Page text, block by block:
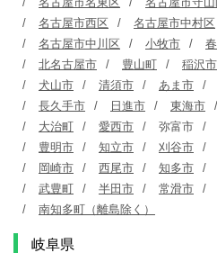
名古屋市西区
名古屋市中村区
名古屋市中川区
小牧市
北名古屋市
豊山町 稲沢市
犬山市
清須市 あま市
長久手市
日進市 東海市
大治町
愛西市 弥富市
豊明市
知立市 刈谷市
岡崎市
西尾市 知多市
武豊町
半田市 常滑市
南知多町（離島除く）
岐阜県